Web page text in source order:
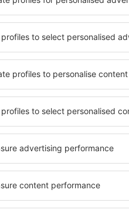
vielfältige Unterkunftsbasis,
findet, die seinen
ein Hotel mit hohem
oder wählen Hotels aus, die
Unterkünfte garantieren?
Unterkunft für jede
günstige Lage und den
für die
einer kostenlosen
Les Bons Villers befinden
Sehenswürdigkeiten als
einen längeren Aufenthalt
zu anderen Orten. Wählen
Sie sich noch heute auf